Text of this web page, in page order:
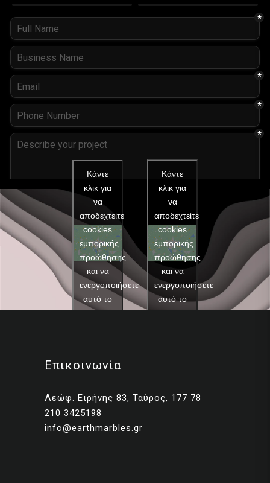
Κάντε
κλικ για
να
αποδεχτείτε
cookies
εμπορικής
προώθησης
και να
ενεργοποιήσετε
αυτό το
περιεχόμενο
Κάντε
κλικ για
να
αποδεχτείτε
cookies
εμπορικής
προώθησης
και να
ενεργοποιήσετε
αυτό το
περιεχόμενο
Επικοινωνία
Λεώφ. Ειρήνης 83, Ταύρος, 177 78
210 3425198
info@earthmarbles.gr